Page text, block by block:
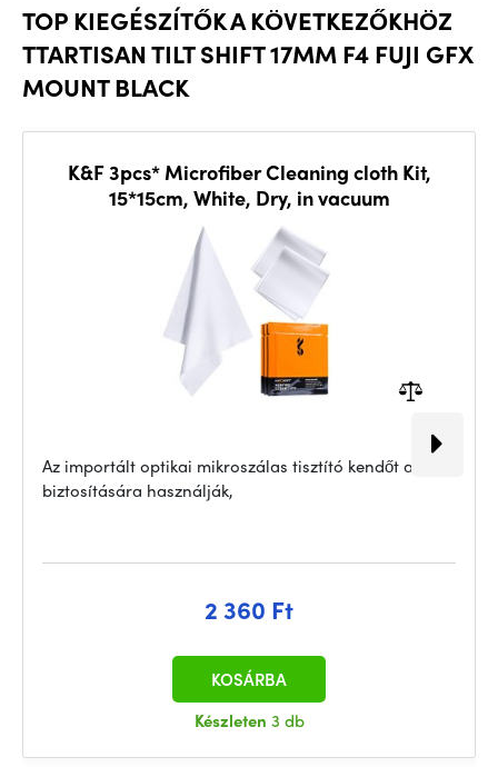
TOP KIEGÉSZÍTŐK A KÖVETKEZŐKHÖZ
TTARTISAN TILT SHIFT 17MM F4 FUJI GFX
MOUNT BLACK
K&F 3pcs* Microfiber Cleaning cloth Kit,
15*15cm, White, Dry, in vacuum
Az importált optikai mikroszálas tisztító kendőt annak
biztosítására használják,
2 360 Ft
Készleten 3 db
KOSÁRBA